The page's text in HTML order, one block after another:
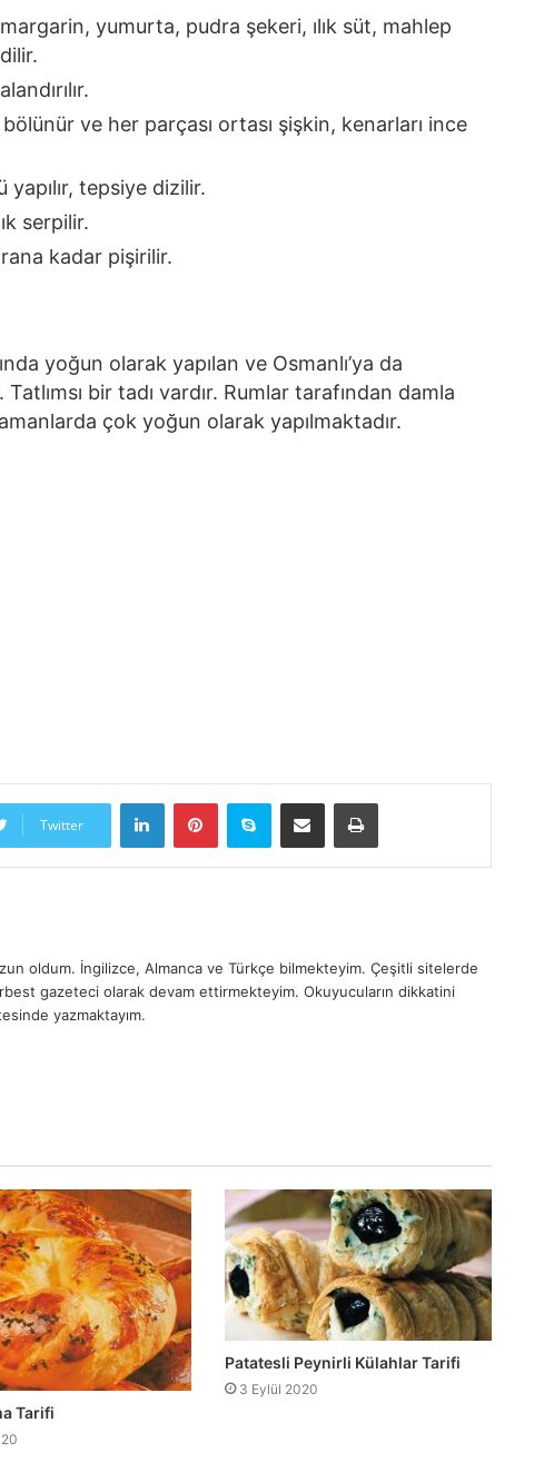
yumurta, pudra şekeri, ılık süt, mahlep
ve her parçası ortası şişkin, kenarları ince
tepsiye dizilir.
serpilir.
kadar pişirilir.
yoğun olarak yapılan ve Osmanlı’ya da
bir tadı vardır. Rumlar tarafından damla
çok yoğun olarak yapılmaktadır.
Twitter
LinkedInPinterestSkype E-Posta ile paylaş Yazdır
oldum. İngilizce, Almanca ve Türkçe bilmekteyim. Çeşitli sitelerde
gazeteci olarak devam ettirmekteyim. Okuyucuların dikkatini
yazmaktayım.
Tarifi
Patatesli Peynirli Külahlar Tarifi
3 Eylül 2020